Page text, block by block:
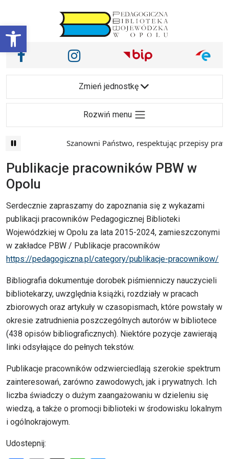
Otwórz pasek narzędzi
Main Navigation
Nasze media społecznościowe i inne
Facebook Instagram
Zmień jednostkę
Rozwiń menu
Szanowni Państwo, respektując przepisy
Publikacje pracowników PBW w
Opolu
Serdecznie zapraszamy do zapoznania się z wykazami
publikacji pracowników Pedagogicznej Biblioteki
Wojewódzkiej w Opolu za lata 2015-2024, zamieszczonymi
w zakładce PBW / Publikacje pracowników
https://pedagogiczna.pl/category/publikacje-pracownikow/
Bibliografia dokumentuje dorobek piśmienniczy nauczycieli
bibliotekarzy, uwzględnia książki, rozdziały w pracach
zbiorowych oraz artykuły w czasopismach, które powstały w
okresie zatrudnienia poszczególnych autorów w bibliotece
(438 opisów bibliograficznych). Niektóre pozycje zawierają
linki odsyłające do pełnych tekstów.
Publikacje pracowników odzwierciedlają szerokie spektrum
zainteresowań, zarówno zawodowych, jak i prywatnych. Ich
liczba świadczy o dużym zaangażowaniu w dzieleniu się
wiedzą, a także o promocji biblioteki w środowisku lokalnym
i ogólnokrajowym.
Udostepnij: